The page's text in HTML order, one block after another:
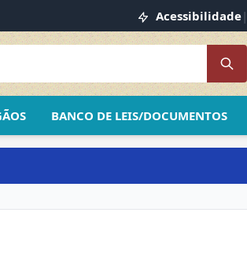
Acessibilidade |
BANCO DE LEIS/DOCUMENTOS